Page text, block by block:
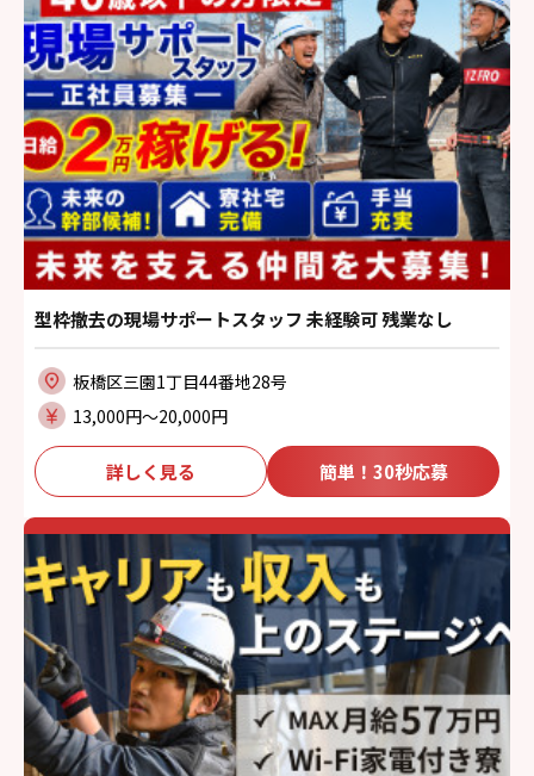
型枠撤去の現場サポートスタッフ 未経験可 残業なし
板橋区三園1丁目44番地28号
13,000円〜20,000円
詳しく見る 簡単！30秒応募